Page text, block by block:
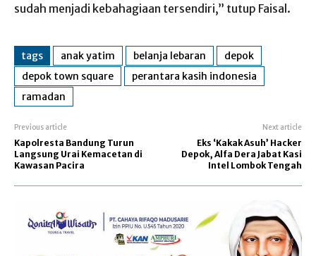
sudah menjadi kebahagiaan tersendiri,” tutup Faisal.
tags anak yatim belanja lebaran
depok
depok town square
perantara kasih indonesia
ramadan
Previous article
Kapolresta Bandung Turun
Langsung Urai Kemacetan di
Kawasan Pacira
Next article
Eks ‘Kakak Asuh’ Hacker
Depok, Alfa Dera Jabat Kasi
Intel Lombok Tengah